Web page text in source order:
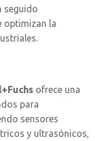
seguido
optimizan la
ofrece una
para
sensores
y ultrasónicos,